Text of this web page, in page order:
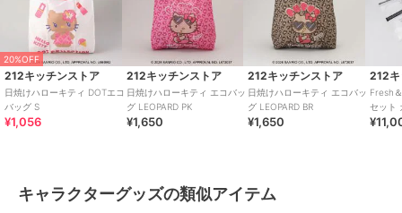
20%OFF
212キッチンストア
日焼けハローキティ DOTエコ
バッグ S
¥1,056
212キッチンストア
日焼けハローキティ エコバッ
グ LEOPARD PK
¥1,650
212キッチンストア
日焼けハローキティ エコバッ
グ LEOPARD BR
¥1,650
212キ
Fresh
セット
属 ＜
キャラクターグッズの類似アイテム